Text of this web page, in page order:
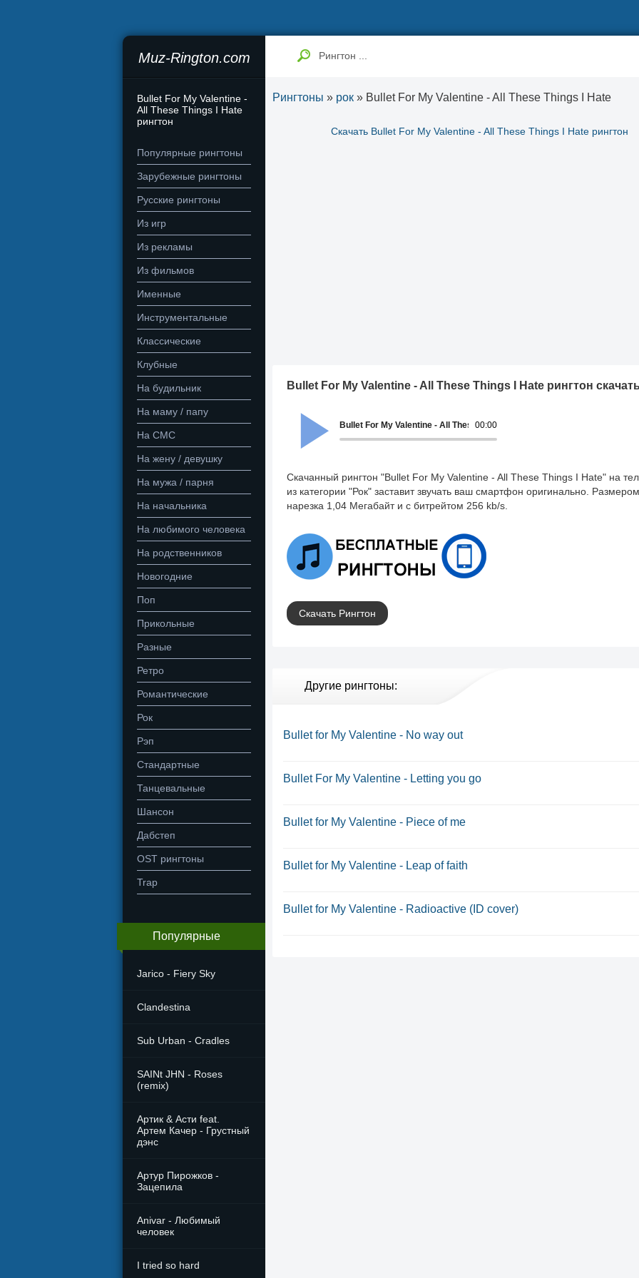
Muz-Rington.com
Bullet For My Valentine -
All These Things I Hate
рингтон
Популярные рингтоны
Зарубежные рингтоны
Русские рингтоны
Из игр
Из рекламы
Из фильмов
Именные
Инструментальные
Классические
Клубные
На будильник
На маму / папу
На СМС
На жену / девушку
На мужа / парня
На начальника
На любимого человека
На родственников
Новогодние
Поп
Прикольные
Разные
Ретро
Романтические
Рок
Рэп
Стандартные
Танцевальные
Шансон
Дабстеп
OST рингтоны
Trap
Популярные
Jarico - Fiery Sky
Clandestina
Sub Urban - Cradles
SAINt JHN - Roses
(remix)
Артик & Асти feat.
Артем Качер - Грустный
дэнс
Артур Пирожков -
Зацепила
Anivar - Любимый
человек
I tried so hard
Рингтоны » рок » Bullet For My Valentine - All These Things I Hate
Скачать Bullet For My Valentine - All These Things I Hate рингтон
Bullet For My Valentine - All These Things I Hate рингтон скачать
00:00
Bullet For My Valentine - All These Things I Hate
Скачанный рингтон "Bullet For My Valentine - All These Things I Hate" на
из категории "Рок" заставит звучать ваш смартфон оригинально. Размером
нарезка 1,04 Мегабайт и с битрейтом 256 kb/s.
Скачать Рингтон
Другие рингтоны:
Bullet for My Valentine - No way out
Bullet For My Valentine - Letting you go
Bullet for My Valentine - Piece of me
Bullet for My Valentine - Leap of faith
Bullet for My Valentine - Radioactive (ID cover)